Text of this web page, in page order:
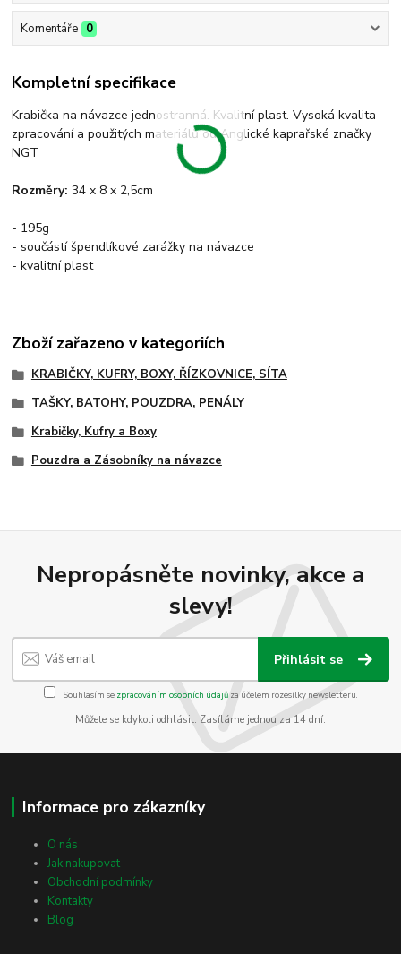
Komentáře 0
Kompletní specifikace
Krabička na návazce jednostranná. Kvalitní plast. Vysoká kvalita
zpracování a použitých materiálů od Anglické kaprařské značky
NGT
Rozměry: 34 x 8 x 2,5cm
- 195g
- součástí špendlíkové zarážky na návazce
- kvalitní plast
Zboží zařazeno v kategoriích
KRABIČKY, KUFRY, BOXY, ŘÍZKOVNICE, SÍTA
TAŠKY, BATOHY, POUZDRA, PENÁLY
Krabičky, Kufry a Boxy
Pouzdra a Zásobníky na návazce
Nepropásněte novinky, akce a
slevy!
Přihlásit se
Souhlasím se zpracováním osobních údajůza účelem rozesílky newsletteru.
Můžete se kdykoli odhlásit. Zasíláme jednou za 14 dní.
Informace pro zákazníky
O nás
Jak nakupovat
Obchodní podmínky
Kontakty
Blog